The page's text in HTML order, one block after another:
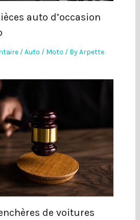
auto d’occasion
/Auto / Moto / ByArpette
de voitures